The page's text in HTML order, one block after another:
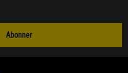
Abonner